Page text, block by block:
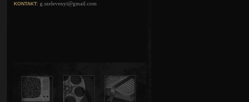
KONTAKT: g.szelevenyi@gmail.com